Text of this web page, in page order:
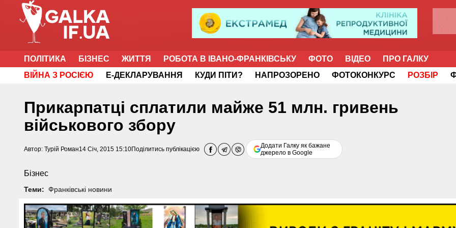
ПОЛІТИКА БІЗНЕС ЖИТТЯ РОБОТА В ІВАНО-ФРАНКІВСЬКУ ФОТО ВІДЕО
ПРО ГАЛКУ
ВІЙНА З РОСІЄЮ
Е-ДЕКЛАРУВАННЯ КУДИ ПІТИ? НАПРОЗОРЕНО ФОТОКОНКУРС РОЗБІР
Прикарпатці сплатили майже 51 млн. гривень
військового збору
Автор: Турій Роман14 Січ, 2015 15:10Поділитись публікацією
Додати Галку як бажане
джерело в Google
Бізнес
Теми: Франківські новини